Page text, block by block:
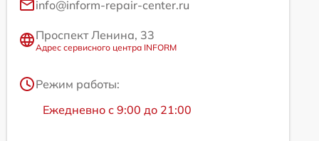
info@inform-repair-center.ru
Проспект Ленина, 33
Адрес сервисного центра INFORM
Режим работы:
Ежедневно с 9:00 до 21:00